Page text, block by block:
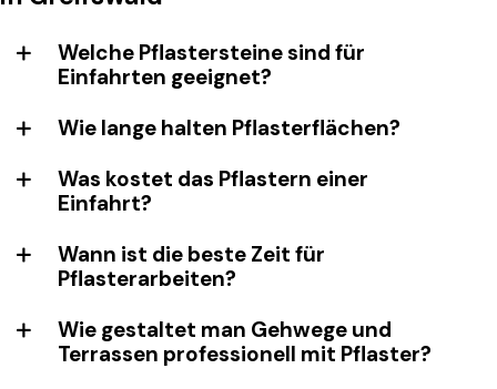
Welche Pflastersteine sind für
Einfahrten geeignet?
Wie lange halten Pflasterflächen?
Was kostet das Pflastern einer
Einfahrt?
Wann ist die beste Zeit für
Pflasterarbeiten?
Wie gestaltet man Gehwege und
Terrassen professionell mit Pflaster?